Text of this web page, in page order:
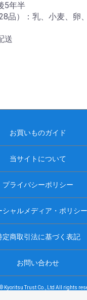
5年半
品）：乳、小麦、卵
送
お買いものガイド
当サイトについて
プライバシーポリシー
シャルメディア・ポリシー
定商取引法に基づく表記
お問い合わせ
Kyoritsu Trust Co., Ltd All rights